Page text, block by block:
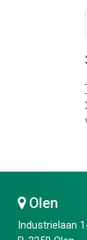
Olen
Industrielaan